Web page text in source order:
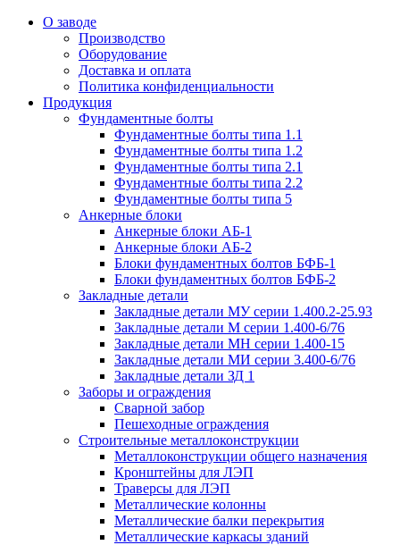
О заводе
Производство
Оборудование
Доставка и оплата
Политика конфиденциальности
Продукция
Фундаментные болты
Фундаментные болты типа 1.1
Фундаментные болты типа 1.2
Фундаментные болты типа 2.1
Фундаментные болты типа 2.2
Фундаментные болты типа 5
Анкерные блоки
Анкерные блоки АБ-1
Анкерные блоки АБ-2
Блоки фундаментных болтов БФБ-1
Блоки фундаментных болтов БФБ-2
Закладные детали
Закладные детали МУ серии 1.400.2-25.93
Закладные детали М серии 1.400-6/76
Закладные детали МН серии 1.400-15
Закладные детали МИ серии 3.400-6/76
Закладные детали ЗД 1
Заборы и ограждения
Сварной забор
Пешеходные ограждения
Строительные металлоконструкции
Металлоконструкции общего назначения
Кронштейны для ЛЭП
Траверсы для ЛЭП
Металлические колонны
Металлические балки перекрытия
Металлические каркасы зданий